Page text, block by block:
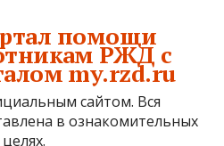
помощи
РЖД с
my.rzd.ru
сайтом. Вся
в ознакомительных
целях.